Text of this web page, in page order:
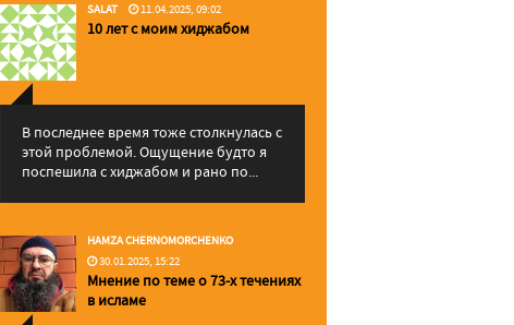
SALAT 11.04.2025, 09:02
10 лет с моим хиджабом
В последнее время тоже столкнулась с
этой проблемой. Ощущение будто я
поспешила с хиджабом и рано по...
HAMZA CHERNOMORCHENKO
30.01.2025, 15:22
Мнение по теме о 73-х течениях
в исламе